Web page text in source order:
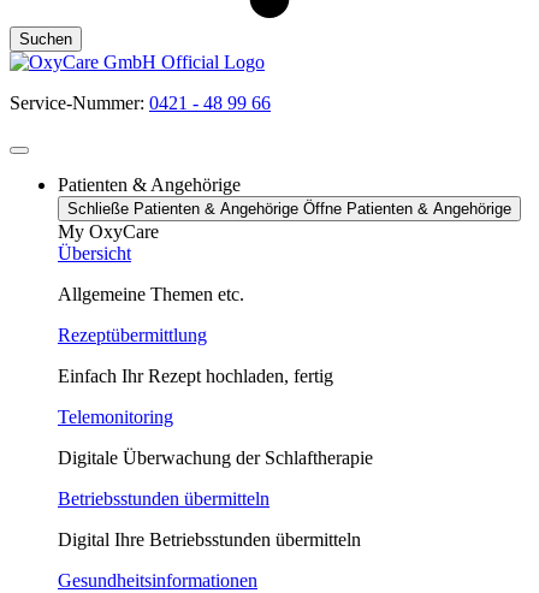
Suchen
Service-Nummer: 0421 - 48 99 66
Patienten & Angehörige
Schließe Patienten & Angehörige Öffne Patienten & Angehörige
My OxyCare
Übersicht
Allgemeine Themen etc.
Rezeptübermittlung
Einfach Ihr Rezept hochladen, fertig
Telemonitoring
Digitale Überwachung der Schlaftherapie
Betriebsstunden übermitteln
Digital Ihre Betriebsstunden übermitteln
Gesundheitsinformationen